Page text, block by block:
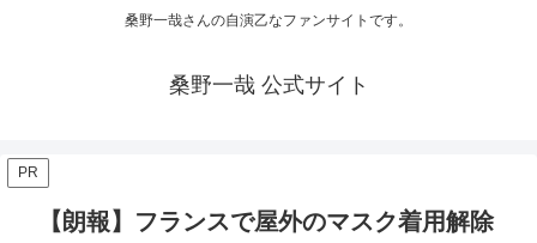
桑野一哉さんの自演乙なファンサイトです。
桑野一哉 公式サイト
PR
【朗報】フランスで屋外のマスク着用解除